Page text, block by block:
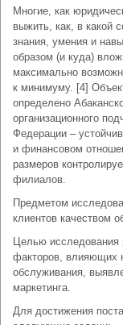
Многие, как
выжить, как, в какой
знания, умения и
образом (и куда)
максимально
к минимуму. [4]
определено
организационного
Федерации –
и финансовом
размеров
филиалов.
Предметом
клиентов качеством
Целью исследования
факторов, влияющих
обслуживания,
маркетинга.
Для достижения